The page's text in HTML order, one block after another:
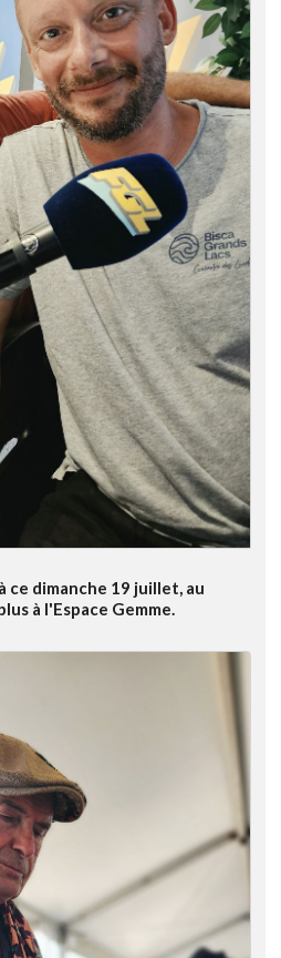
ce dimanche 19 juillet, au
à l'Espace Gemme.